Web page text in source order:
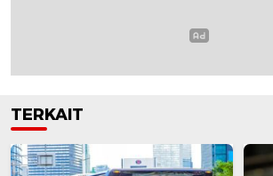
TERKAIT